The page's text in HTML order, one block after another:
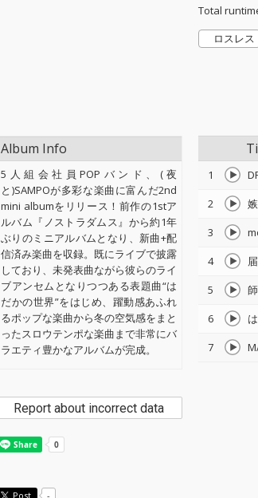
Total
ロスレス
1
2
3
4
5
6
7
Album Info
5人組会社員POPバンド、(夜
と)SAMPOが多彩な楽曲に富んだ2nd
mini albumをリリース！前作の1stア
ルバム『ノストラダムス』から約1年
ぶりのミニアルバムとなり、新曲+配
信済み楽曲を収録。既にライブで披露
しており、未発表曲ながら彼らのライ
ブアンセムとなりつつある表題曲“は
だかの世界”をはじめ、躍動感あふれ
るポップな楽曲から冬の空気感をまと
ったスロウテンポな楽曲まで非常にバ
ラエティ豊かなアルバムが完成。
Report about incorrect data
Post -